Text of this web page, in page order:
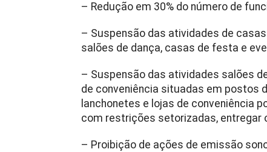
– Redução em 30% do número de
– Suspensão das atividades de
salões de dança, casas de festa e
– Suspensão das atividades salões
de conveniência situadas em postos
lanchonetes e lojas de conveniência
com restrições setorizadas, entregar
– Proibição de ações de emissão